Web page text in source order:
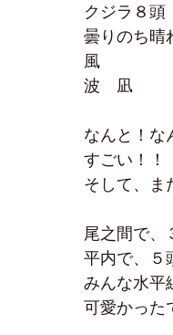
クジラ８頭
曇りのち晴
風
波　凪
なんと！な
すごい！！
そして、ま
尾之間で、
平内で、５
みんな水平
可愛かった